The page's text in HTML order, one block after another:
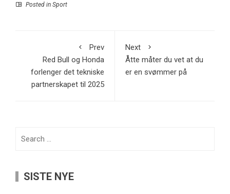
Posted in Sport
Prev
Red Bull og Honda
forlenger det tekniske
partnerskapet til 2025
Next
Åtte måter du vet at du
er en svømmer på
SISTE NYE